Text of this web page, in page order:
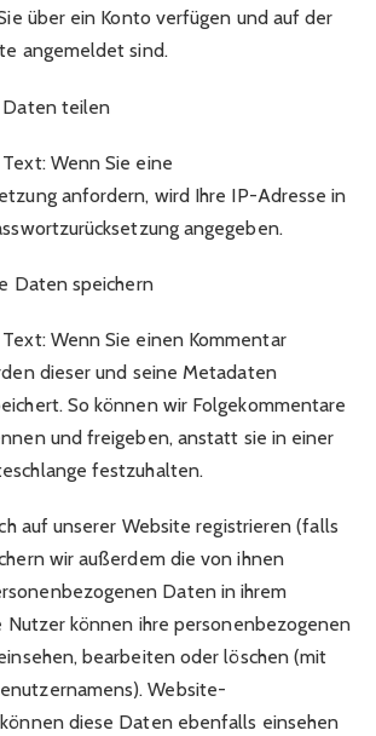
über ein Konto verfügen und auf der
angemeldet sind.
Daten teilen
Wenn Sie eine
anfordern, wird Ihre IP-Adresse in
angegeben.
Daten speichern
Wenn Sie einen Kommentar
dieser und seine Metadaten
So können wir Folgekommentare
und freigeben, anstatt sie in einer
festzuhalten.
auf unserer Website registrieren (falls
wir außerdem die von ihnen
Daten in ihrem
können ihre personenbezogenen
bearbeiten oder löschen (mit
Website-
diese Daten ebenfalls einsehen